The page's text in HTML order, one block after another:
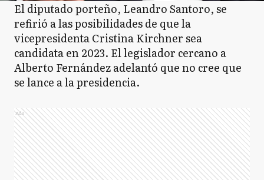
El diputado porteño, Leandro Santoro, se
refirió a las posibilidades de que la
vicepresidenta Cristina Kirchner sea
candidata en 2023. El legislador cercano a
Alberto Fernández adelantó que no cree que
se lance a la presidencia.
Ads